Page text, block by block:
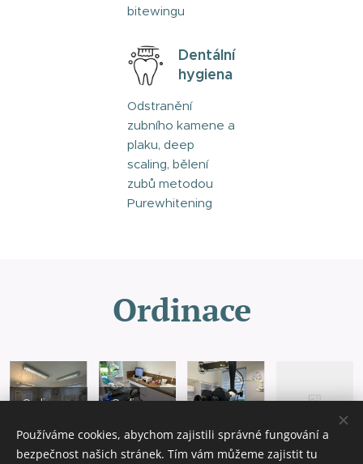
bitewingu
Dentální
hygiena
Odstranění
zubního kamene a
plaku, deep
scaling, bělení
zubů metodou
Purewhitening
Ordinace
Ordinace
Ordinace
Používáme cookies, abychom zajistili správné fungování a
bezpečnost našich stránek. Tím vám můžeme zajistit tu